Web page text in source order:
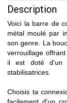
Description
Voici la barre de
métal moulé par
son genre. La
verrouillage
il est doté d'un
stabilisatrices.
Choisis ta